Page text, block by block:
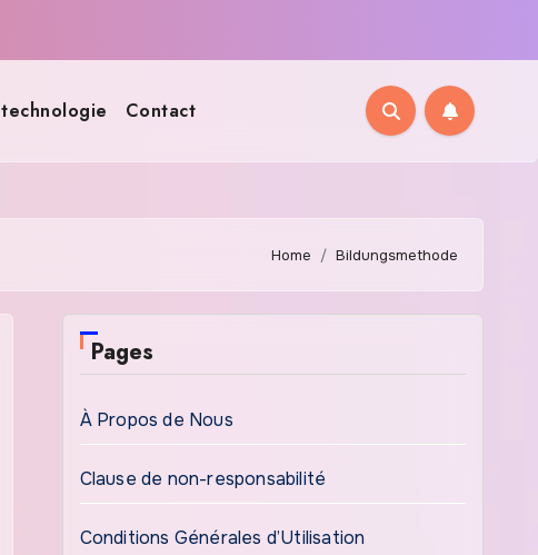
technologie Contact
Home Bildungsmethode
Pages
À Propos de Nous
Clause de non-responsabilité
Conditions Générales d’Utilisation